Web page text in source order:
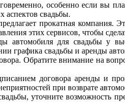
особенно если вы
аспектов свадьбы.
прокатная компания.
этих сервисов, чтобы
автомобиля для свадьбы у
графика свадьбы и аренды
Обратите внимание на
договора аренды и
при возврате
уточните возможность